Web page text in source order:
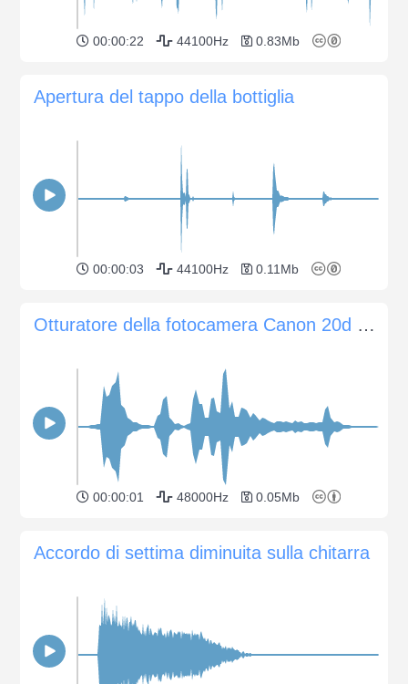
00:00:22 44100Hz 0.83Mb
Apertura del tappo della bottiglia
00:00:03 44100Hz 0.11Mb
Otturatore della fotocamera Canon 20d durante lo scatto di una foto
00:00:01 48000Hz 0.05Mb
Accordo di settima diminuita sulla chitarra